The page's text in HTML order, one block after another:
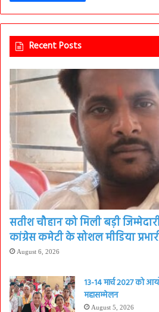
Recent Posts
सतीश चौहान को मिली बड़ी
कांग्रेस कमेटी के सोशल मीडिया
August 6, 2026
13-14 मार्च 2027 को
महासम्मेलन
August 5, 2026